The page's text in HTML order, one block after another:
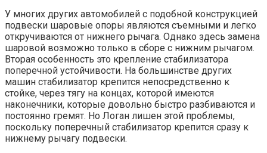
У многих других автомобилей с подобной конструкцией
подвески шаровые опоры являются съемными и легко
откручиваются от нижнего рычага. Однако здесь замена
шаровой возможно только в сборе с нижним рычагом.
Вторая особенность это крепление стабилизатора
поперечной устойчивости. На большинстве других
машин стабилизатор крепится непосредственно к
стойке, через тягу на концах, которой имеются
наконечники, которые довольно быстро разбиваются и
постоянно гремят. Но Логан лишен этой проблемы,
поскольку поперечный стабилизатор крепится сразу к
нижнему рычагу подвески.